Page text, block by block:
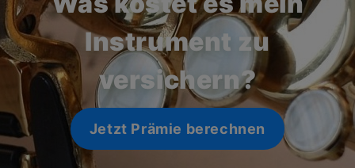
Instrument zu
versichern?
Jetzt Prämie berechnen